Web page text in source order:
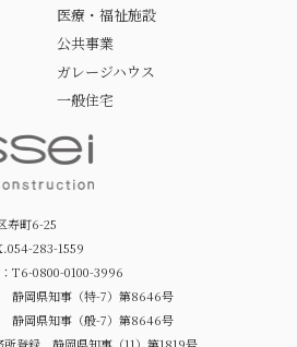
く
象
ま
医療・福祉施設
公共事業
ガレージハウス
一般住宅
寿町6-25
283-1559
T6-0800-0100-3996
静岡県知事（特-7）第8646号
静岡県知事（般-7）第8646号